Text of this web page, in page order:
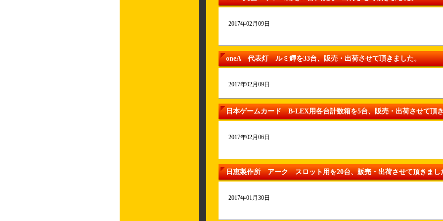
2017年02月09日
oneA 代表灯 ルミ輝を33台、販売・出荷させて頂きました。
2017年02月09日
日本ゲームカード B-LEX用各台計数箱を5台、販売・出荷させて頂
2017年02月06日
日恵製作所 アーク スロット用を20台、販売・出荷させて頂きまし
2017年01月30日